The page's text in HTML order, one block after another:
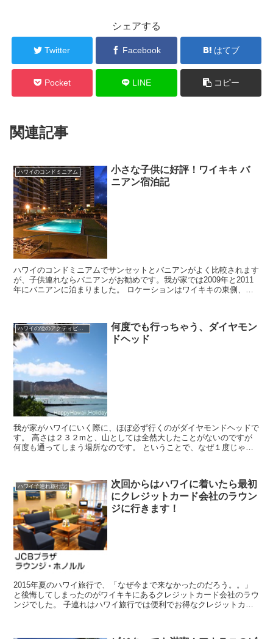
シェアする
Twitter Facebook はてブ
Pocket LINE コピー
関連記事
ハワイのコンドミニアム
小さな子供に好評！ワイキキ バ
ニアン宿泊記
ハワイのコンドミニアムでサンセットとバニアンがよく比較されます
が、子供連れならバニアンがお勧めです。我が家では2009年と2011
年にバニアンに泊まりました。 ロケーションはワイキキの東側、カ
ハワイの陸のアクティビティ
何度でも行っちゃう、ダイヤモン
ドヘッド
我が家がハワイにいく際に、ほぼ必ず行くのがダイヤモンドヘッドで
す。 高さは２３２mと、山としては全然大したことがないのですが
何度も通ってしまう場所なのです。 ということで、なぜ１度じゃな
ハワイ子連れ旅行記
次回からはハワイに着いたら最初
にクレジットカード会社のラウン
ジに行きます！
2015年夏のハワイ旅行で、「なぜ今まで来なかったのだろう。。」
と後悔してしまったのがワイキキにあるクレジットカード会社のラウ
ンジでした。 子連れはハワイ旅行では便利でお得なクレジットカー